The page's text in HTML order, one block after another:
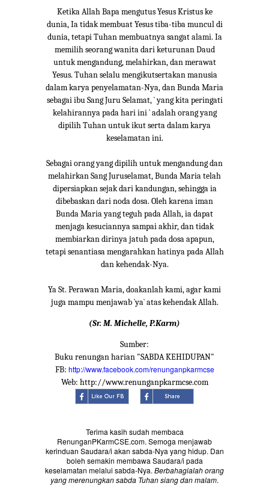
Ketika Allah Bapa mengutus Yesus Kristus ke
dunia, Ia tidak membuat Yesus tiba-tiba muncul di
dunia, tetapi Tuhan membuatnya sangat alami. Ia
memilih seorang wanita dari keturunan Daud
untuk mengandung, melahirkan, dan merawat
Yesus. Tuhan selalu mengikutsertakan manusia
dalam karya penyelamatan-Nya, dan Bunda Maria
sebagai ibu Sang Juru Selamat, ` yang kita peringati
kelahirannya pada hari ini ` adalah orang yang
dipilih Tuhan untuk ikut serta dalam karya
keselamatan ini.
Sebagai orang yang dipilih untuk mengandung dan
melahirkan Sang Juruselamat, Bunda Maria telah
dipersiapkan sejak dari kandungan, sehingga ia
dibebaskan dari noda dosa. Oleh karena iman
Bunda Maria yang teguh pada Allah, ia dapat
menjaga kesuciannya sampai akhir, dan tidak
membiarkan dirinya jatuh pada dosa apapun,
tetapi senantiasa mengarahkan hatinya pada Allah
dan kehendak-Nya.
Ya St. Perawan Maria, doakanlah kami, agar kami
juga mampu menjawab `ya` atas kehendak Allah.
(Sr. M. Michelle, P.Karm)
Sumber:
Buku renungan harian "SABDA KEHIDUPAN"
FB: http://www.facebook.com/renunganpkarmcse
Web: http://www.renunganpkarmcse.com
Terima kasih sudah membaca
RenunganPKarmCSE.com. Semoga menjawab
kerinduan Saudara/i akan sabda-Nya yang hidup. Dan
boleh semakin membawa Saudara/i pada
keselamatan melalui sabda-Nya. Berbahagialah orang
yang merenungkan sabda Tuhan siang dan malam.